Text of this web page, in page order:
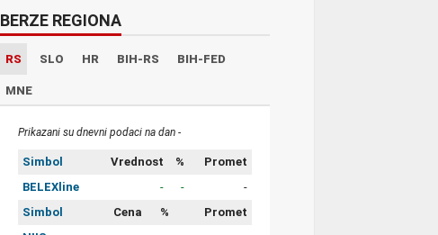
BERZE REGIONA
RS SLO HR BIH-RS BIH-FED
MNE
Prikazani su dnevni podaci na dan -
Simbol Vrednost %
Promet
BELEXline
- -
-
Simbol
Cena %
Promet